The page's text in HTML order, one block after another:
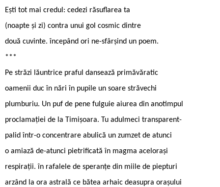
Ești tot mai credul: cedezi răsuflarea ta
(noapte și zi) contra unui gol cosmic dintre
două cuvinte. începând ori ne-sfârșind un poem.
***
Pe străzi lăuntrice praful dansează primăvăratic
oamenii duc în nări în pupile un soare străvechi
plumburiu. Un puf de pene fulguie aiurea din anotimpul
proclamației de la Timişoara. Tu adulmeci transparent-
palid într-o concentrare abulică un zumzet de atunci
o amiază de-atunci pietrificată în magma acelorași
respirații. în rafalele de speranțe din miile de piepturi
arzând la ora astrală ce bătea arhaic deasupra orașului